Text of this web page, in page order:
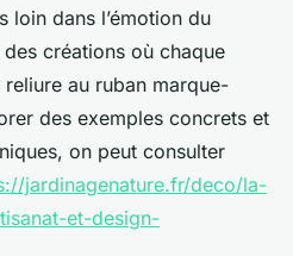
loin dans l’émotion du
créations où chaque
au ruban marque-
des exemples concrets et
on peut consulter
jardinagenature.fr/deco/la-
et-design-